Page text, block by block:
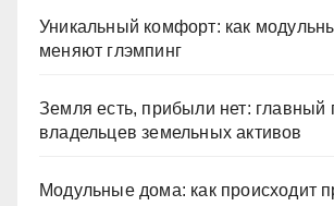
Уникальный комфорт: как
меняют глэмпинг
Земля есть, прибыли нет: главный
владельцев земельных активов
Модульные дома: как происходит